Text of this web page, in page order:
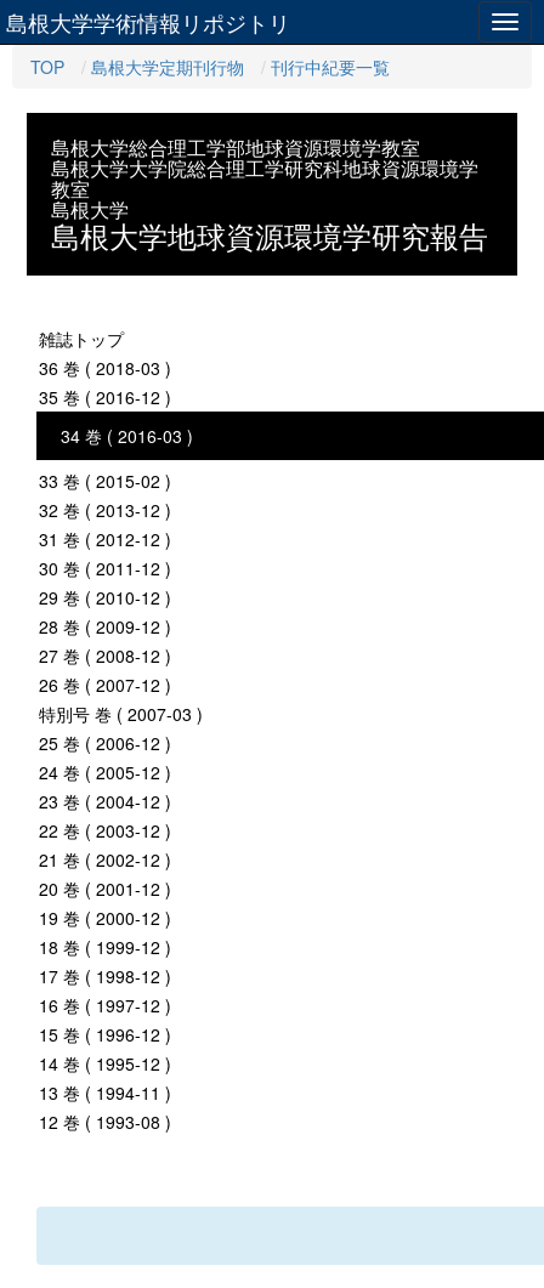
島根大学学術情報リポジトリ
TOP 島根大学定期刊行物 刊行中紀要一覧
島根大学総合理工学部地球資源環境学教室
島根大学大学院総合理工学研究科地球資源環境学
教室
島根大学
島根大学地球資源環境学研究報告
雑誌トップ
36 巻 ( 2018-03 )
35 巻 ( 2016-12 )
34 巻 ( 2016-03 )
33 巻 ( 2015-02 )
32 巻 ( 2013-12 )
31 巻 ( 2012-12 )
30 巻 ( 2011-12 )
29 巻 ( 2010-12 )
28 巻 ( 2009-12 )
27 巻 ( 2008-12 )
26 巻 ( 2007-12 )
特別号 巻 ( 2007-03 )
25 巻 ( 2006-12 )
24 巻 ( 2005-12 )
23 巻 ( 2004-12 )
22 巻 ( 2003-12 )
21 巻 ( 2002-12 )
20 巻 ( 2001-12 )
19 巻 ( 2000-12 )
18 巻 ( 1999-12 )
17 巻 ( 1998-12 )
16 巻 ( 1997-12 )
15 巻 ( 1996-12 )
14 巻 ( 1995-12 )
13 巻 ( 1994-11 )
12 巻 ( 1993-08 )